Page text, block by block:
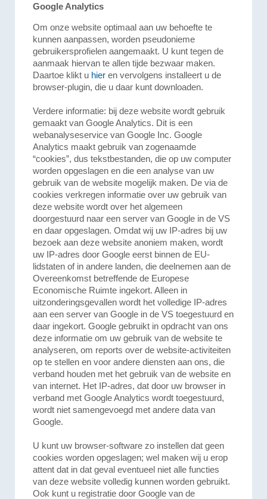
Google Analytics
Om onze website optimaal aan uw behoefte te
kunnen aanpassen, worden pseudonieme
gebruikersprofielen aangemaakt. U kunt tegen de
aanmaak hiervan te allen tijde bezwaar maken.
Daartoe klikt u hier en vervolgens installeert u de
browser-plugin, die u daar kunt downloaden.
Verdere informatie: bij deze website wordt gebruik
gemaakt van Google Analytics. Dit is een
webanalyseservice van Google Inc. Google
Analytics maakt gebruik van zogenaamde
“cookies”, dus tekstbestanden, die op uw computer
worden opgeslagen en die een analyse van uw
gebruik van de website mogelijk maken. De via de
cookies verkregen informatie over uw gebruik van
deze website wordt over het algemeen
doorgestuurd naar een server van Google in de VS
en daar opgeslagen. Omdat wij uw IP-adres bij uw
bezoek aan deze website anoniem maken, wordt
uw IP-adres door Google eerst binnen de EU-
lidstaten of in andere landen, die deelnemen aan de
Overeenkomst betreffende de Europese
Economische Ruimte ingekort. Alleen in
uitzonderingsgevallen wordt het volledige IP-adres
aan een server van Google in de VS toegestuurd en
daar ingekort. Google gebruikt in opdracht van ons
deze informatie om uw gebruik van de website te
analyseren, om reports over de website-activiteiten
op te stellen en voor andere diensten aan ons, die
verband houden met het gebruik van de website en
van internet. Het IP-adres, dat door uw browser in
verband met Google Analytics wordt toegestuurd,
wordt niet samengevoegd met andere data van
Google.
U kunt uw browser-software zo instellen dat geen
cookies worden opgeslagen; wel maken wij u erop
attent dat in dat geval eventueel niet alle functies
van deze website volledig kunnen worden gebruikt.
Ook kunt u registratie door Google van de